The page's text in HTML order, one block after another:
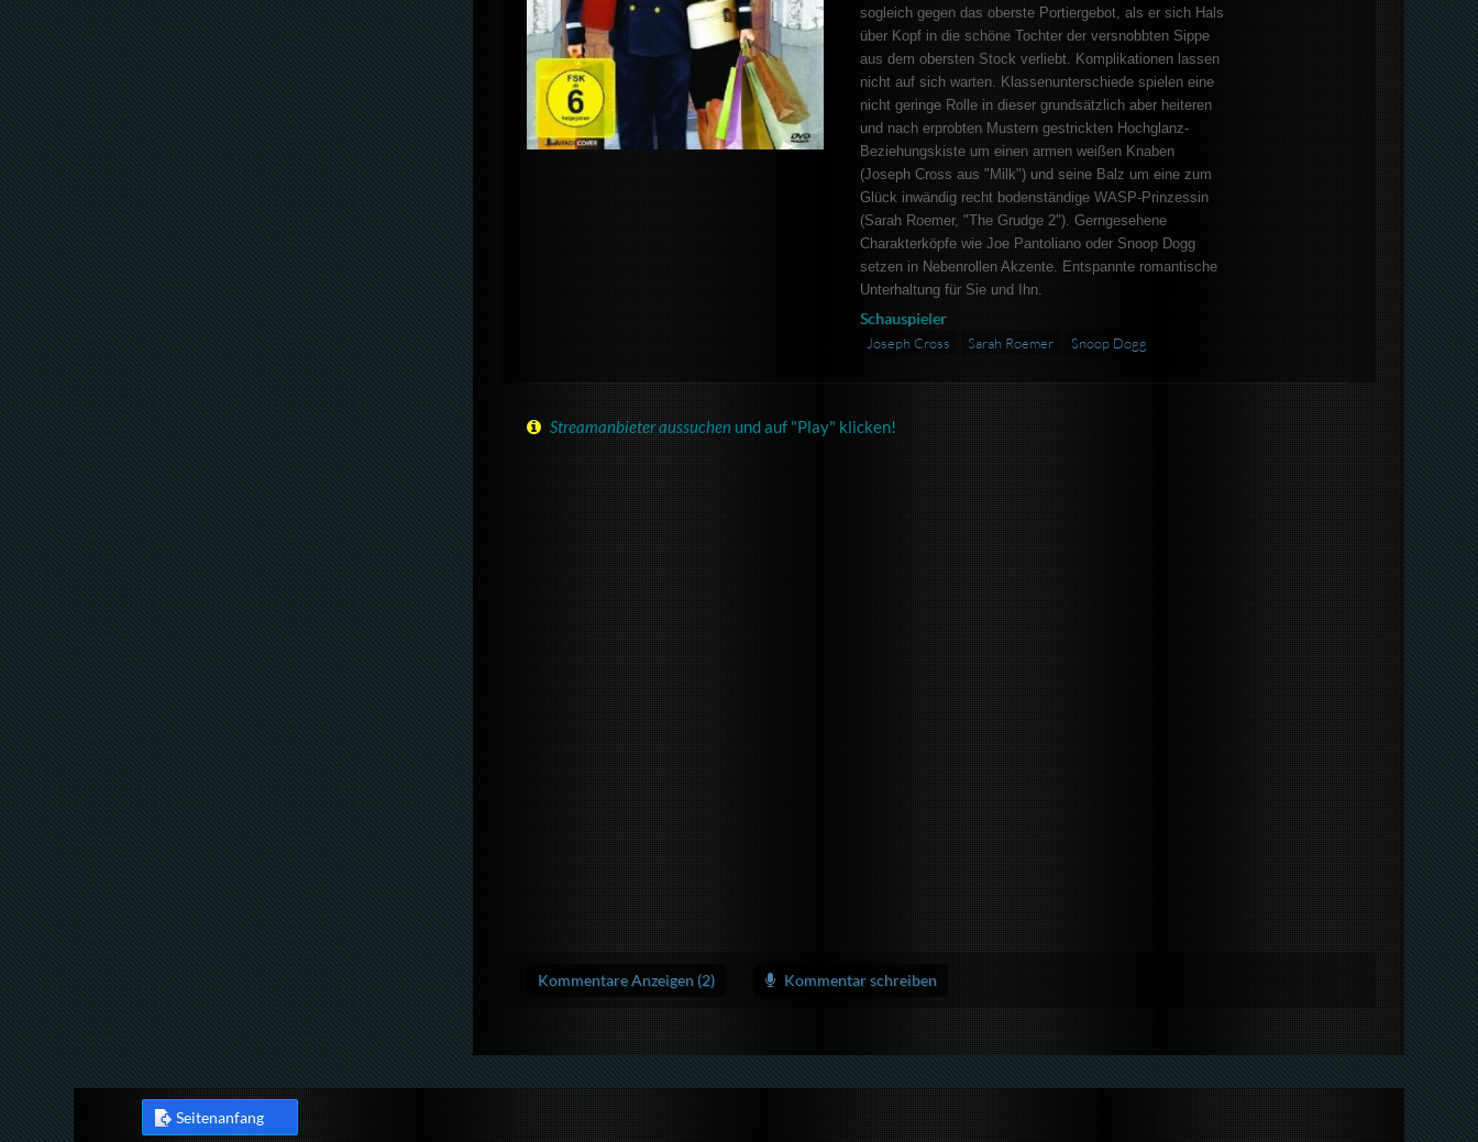
sogleich gegen das oberste Portiergebot, als er sich Hals
über Kopf in die schöne Tochter der versnobbten Sippe
aus dem obersten Stock verliebt. Komplikationen lassen
nicht auf sich warten. Klassenunterschiede spielen eine
nicht geringe Rolle in dieser grundsätzlich aber heiteren
und nach erprobten Mustern gestrickten Hochglanz-
Beziehungskiste um einen armen weißen Knaben
(Joseph Cross aus "Milk") und seine Balz um eine zum
Glück inwändig recht bodenständige WASP-Prinzessin
(Sarah Roemer, "The Grudge 2"). Gerngesehene
Charakterköpfe wie Joe Pantoliano oder Snoop Dogg
setzen in Nebenrollen Akzente. Entspannte romantische
Unterhaltung für Sie und Ihn.
Schauspieler
Joseph Cross Sarah Roemer Snoop Dogg
Streamanbieter aussuchen und auf "Play" klicken!
Kommentare Anzeigen (2) Kommentar schreiben
Seitenanfang